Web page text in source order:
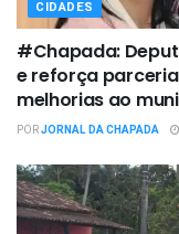
CIDADES
#Chapada:
e reforça
melhorias ao
PORJORNAL DA CHAPADA